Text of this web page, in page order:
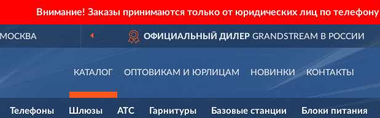
Внимание! Заказы принимаются только от юридических лиц по телефону
МОСКВА ОФИЦИАЛЬНЫЙ ДИЛЕРGRANDSTREAM В РОССИИ
КАТАЛОГ ОПТОВИКАМ И ЮРЛИЦАМ НОВИНКИ КОНТАКТЫ
Телефоны Шлюзы АТС Гарнитуры Базовые станции Блоки питания